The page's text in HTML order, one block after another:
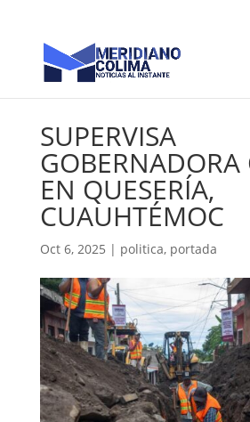
SUPERVISA
GOBERNADORA
EN QUESERÍA,
CUAUHTÉMOC
Oct 6, 2025 | politica, portada